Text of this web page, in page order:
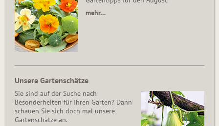
mehr…
Unsere Gartenschätze
Sie sind auf der Suche nach
Besonderheiten für Ihren Garten? Dann
schauen Sie sich doch mal unsere
Gartenschätze an.